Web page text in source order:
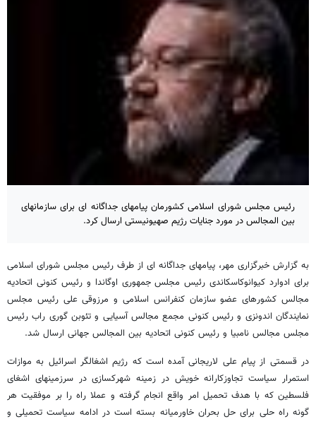
رئیس مجلس شورای اسلامی کشورمان پیامهای جداگانه ای برای سازمانهای
بین المجالس در مورد جنایات رژیم صهیونیستی ارسال کرد.
به گزارش خبرگزاری مهر، پیامهای جداگانه ای از طرف رئیس مجلس شورای اسلامی
برای ادوارد کیوانوکاسکاندی رئیس مجلس جمهوری اوگاندا و رئیس کنونی اتحادیه
مجالس کشورهای عضو سازمان کنفرانس اسلامی و مرزوقی علی رئیس مجلس
نمایندگان اندونزی و رئیس کنونی مجمع مجالس آسیایی و تئوبن گوری راب رئیس
مجلس مجالس نامبیا و رئیس کنونی اتحادیه بین المجالس جهانی ارسال شد.
در قسمتی از پیام علی لاریجانی آمده است که رژیم اشغالگر اسرائیل به موازات
استمرار سیاست تجاوزکارانه خویش در زمینه شهرکسازی در سرزمینهای اشغای
فلسطین که با هدف تحمیل امر واقع انجام گرفته و عملا راه را بر موفقیت هر
گونه راه حلی برای حل بحران خاورمیانه بسته است در ادامه سیاست تحمیلی و